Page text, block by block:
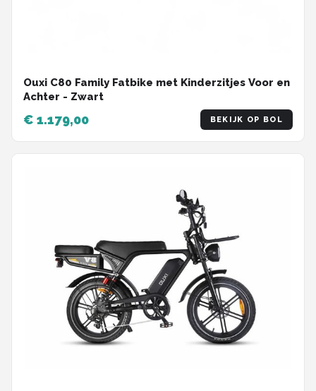
Ouxi C80 Family Fatbike met Kinderzitjes Voor en
Achter - Zwart
€ 1.179,00 BEKIJK OP BOL